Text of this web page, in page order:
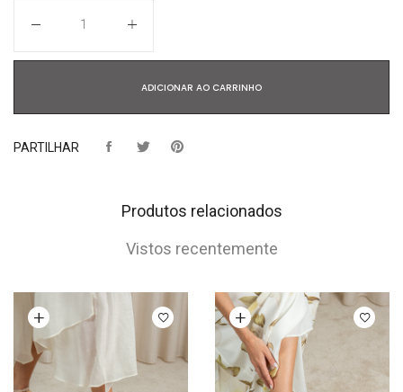
ADICIONAR AO CARRINHO
PARTILHAR
Produtos relacionados
Vistos recentemente
opções Ver opções